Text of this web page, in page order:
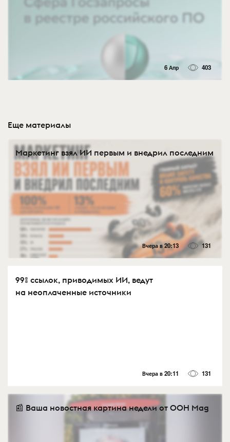
6 Апр 403
Еще материалы
Маркетинг взял ИИ первым и внедрил последним
Вчера в 20:13 131
99% ссылок, приводимых ИИ, ведут
на неоплаченные источники
Вчера в 20:11 131
📰 Ваша новостная картина недели от OOH Mag